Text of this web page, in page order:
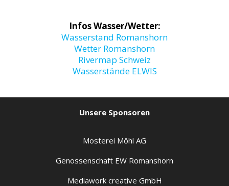
Infos Wasser/Wetter:
Wasserstand Romanshorn
Wetter Romanshorn
Rivermap Schweiz
Wasserstände ELWIS
Unsere Sponsoren
Mosterei Möhl AG
Genossenschaft EW Romanshorn
Mediawork creative GmbH